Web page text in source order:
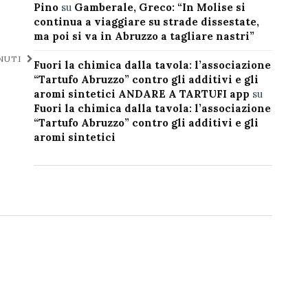
Pinosu Gamberale, Greco: “In Molise si
continua a viaggiare su strade dissestate,
ma poi si va in Abruzzo a tagliare nastri”
Fuori la chimica dalla tavola: l’associazione
“Tartufo Abruzzo” contro gli additivi e gli
aromi sintetici ANDARE A TARTUFI app su
Fuori la chimica dalla tavola: l’associazione
“Tartufo Abruzzo” contro gli additivi e gli
aromi sintetici